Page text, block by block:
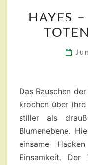
HAYES
Das Rauschen
krochen über
stiller als
Blumenebene.
einsame
Einsamkeit.